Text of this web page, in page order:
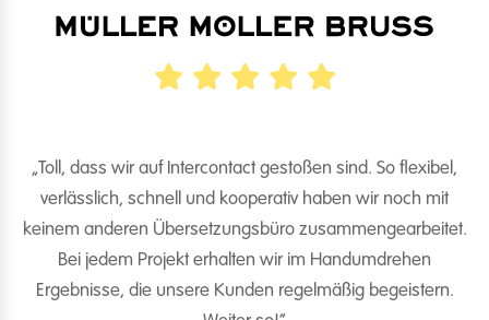
„Toll, dass wir auf Intercontact gestoßen sind. So flexibel,
verlässlich, schnell und kooperativ haben wir noch mit
keinem anderen Übersetzungsbüro zusammengearbeitet.
Bei jedem Projekt erhalten wir im Handumdrehen
Ergebnisse, die unsere Kunden regelmäßig begeistern.